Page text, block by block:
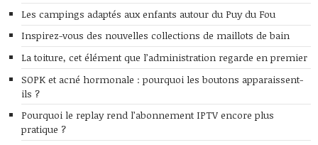
Les campings adaptés aux enfants autour du Puy du Fou
Inspirez-vous des nouvelles collections de maillots de bain
La toiture, cet élément que l’administration regarde en premier
SOPK et acné hormonale : pourquoi les boutons apparaissent-
ils ?
Pourquoi le replay rend l’abonnement IPTV encore plus
pratique ?